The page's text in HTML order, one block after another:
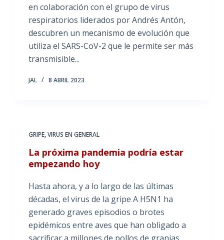
en colaboración con el grupo de virus
respiratorios liderados por Andrés Antón,
descubren un mecanismo de evolución que
utiliza el SARS-CoV-2 que le permite ser más
transmisible...
JAL 8 ABRIL 2023
GRIPE,VIRUS EN GENERAL
La próxima pandemia podría estar
empezando hoy
Hasta ahora, y a lo largo de las últimas
décadas, el virus de la gripe A H5N1 ha
generado graves episodios o brotes
epidémicos entre aves que han obligado a